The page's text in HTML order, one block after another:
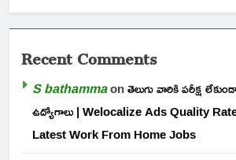
Recent Comments
S bathammaonతెలుగు వారికి పరీక్ష
ఉద్యోగాలు | Welocalize Ads Quality
Latest Work From Home Jobs